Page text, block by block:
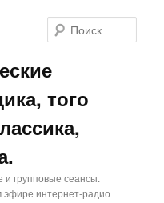
того
групповые сеансы.
эфире интернет-радио